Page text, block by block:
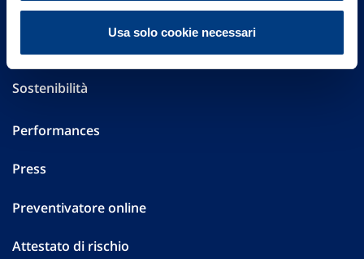
Usa solo cookie necessari
Investor Relations
Altre informazioni
Sostenibilità
Performances
Press
Preventivatore online
Attestato di rischio